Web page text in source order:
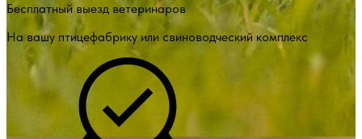
Бесплатный выезд ветеринаров
На вашу птицефабрику или свиноводческий комплекс